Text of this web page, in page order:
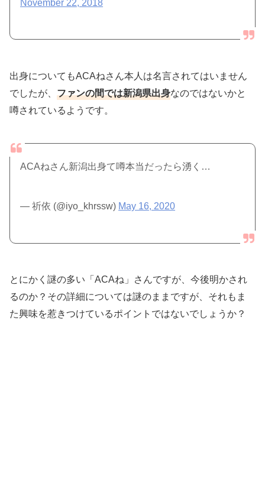
November 22, 2018
出身についてもACAねさん本人は名言されてはいません
でしたが、ファンの間では新潟県出身なのではないかと
噂されているようです。
ACAねさん新潟出身て噂本当だったら湧く…
— 祈依 (@iyo_khrssw) May 16, 2020
とにかく謎の多い「ACAね」さんですが、今後明かされ
るのか？その詳細については謎のままですが、それもま
た興味を惹きつけているポイントではないでしょうか？